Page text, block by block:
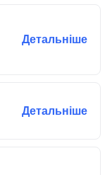
Детальніше
Детальніше